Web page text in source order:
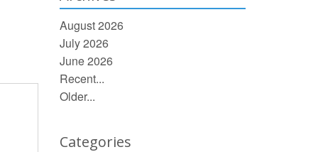
August 2026
July 2026
June 2026
Recent...
Older...
Categories